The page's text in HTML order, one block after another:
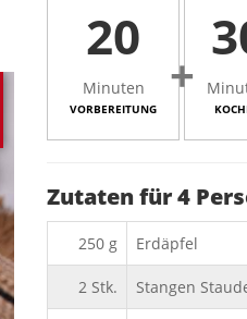
20
Minuten
VORBEREITUNG
+
Zutaten für4
250 g Erdäpfel
2 Stk. Stangen